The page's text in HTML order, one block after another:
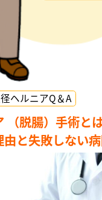
ヘルニアQ＆A
（脱腸）手術と
と失敗しない